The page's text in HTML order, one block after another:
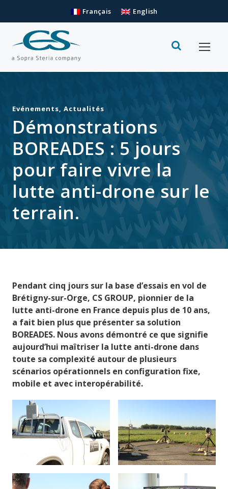
Français English
Evénements, Actualités
Démonstrations
BOREADES : 5 jours
pour faire vivre la
lutte anti-drone sur le
terrain.
Pendant cinq jours sur la base d’essais en vol de
Brétigny-sur-Orge, CS GROUP, pionnier de la
lutte anti-drone en France depuis plus de 10 ans,
a fait bien plus que présenter sa solution
BOREADES. Nous avons démontré ce que signifie
aujourd’hui maîtriser la lutte anti-drone dans
toute sa complexité autour de plusieurs
scénarios opérationnels en configuration fixe,
mobile et avec interopérabilité.